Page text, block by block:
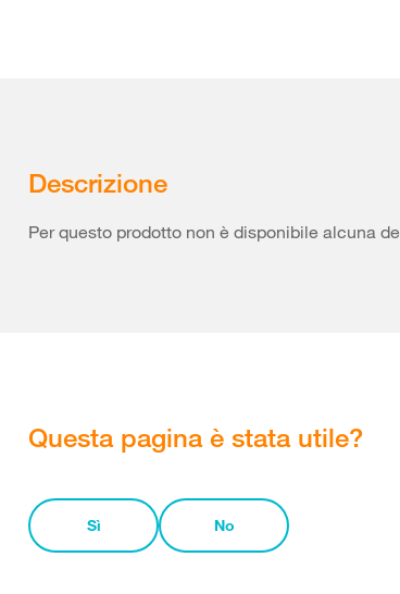
Descrizione
Per questo prodotto non è disponibile alcuna
Questa pagina è stata utile?
Sì No